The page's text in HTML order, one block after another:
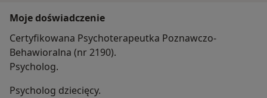
Moje doświadczenie
Certyfikowana Psychoterapeutka Poznawczo-
Behawioralna (nr 2190).
Psycholog.
Psycholog dziecięcy.